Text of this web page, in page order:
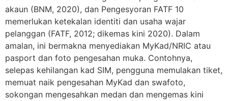
akaun (BNM, 2020), dan Pengesyoran FATF 10
memerlukan ketekalan identiti dan usaha wajar
pelanggan (FATF, 2012; dikemas kini 2020). Dalam
amalan, ini bermakna menyediakan MyKad/NRIC atau
pasport dan foto pengesahan muka. Contohnya,
selepas kehilangan kad SIM, pengguna memulakan tiket,
memuat naik pengesahan MyKad dan swafoto,
sokongan mengesahkan medan dan mengemas kini